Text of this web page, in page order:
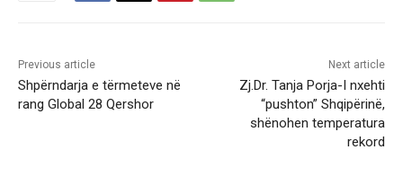
Previous article
Shpërndarja e tërmeteve në
rang Global 28 Qershor
Next article
Zj.Dr. Tanja Porja-I nxehti
“pushton” Shqipërinë,
shënohen temperatura
rekord